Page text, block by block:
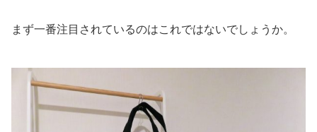
まず一番注目されているのはこれではないでしょうか。